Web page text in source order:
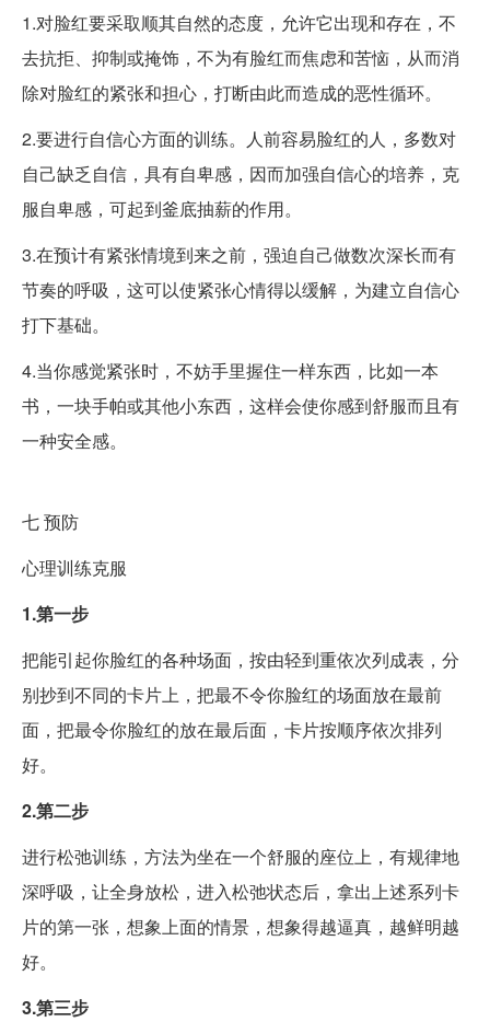
1.对脸红要采取顺其自然的态度，允许它出现和存在，不
去抗拒、抑制或掩饰，不为有脸红而焦虑和苦恼，从而消
除对脸红的紧张和担心，打断由此而造成的恶性循环。
2.要进行自信心方面的训练。人前容易脸红的人，多数对
自己缺乏自信，具有自卑感，因而加强自信心的培养，克
服自卑感，可起到釜底抽薪的作用。
3.在预计有紧张情境到来之前，强迫自己做数次深长而有
节奏的呼吸，这可以使紧张心情得以缓解，为建立自信心
打下基础。
4.当你感觉紧张时，不妨手里握住一样东西，比如一本
书，一块手帕或其他小东西，这样会使你感到舒服而且有
一种安全感。
七预防
心理训练克服
1.第一步
把能引起你脸红的各种场面，按由轻到重依次列成表，分
别抄到不同的卡片上，把最不令你脸红的场面放在最前
面，把最令你脸红的放在最后面，卡片按顺序依次排列
好。
2.第二步
进行松弛训练，方法为坐在一个舒服的座位上，有规律地
深呼吸，让全身放松，进入松弛状态后，拿出上述系列卡
片的第一张，想象上面的情景，想象得越逼真，越鲜明越
好。
3.第三步